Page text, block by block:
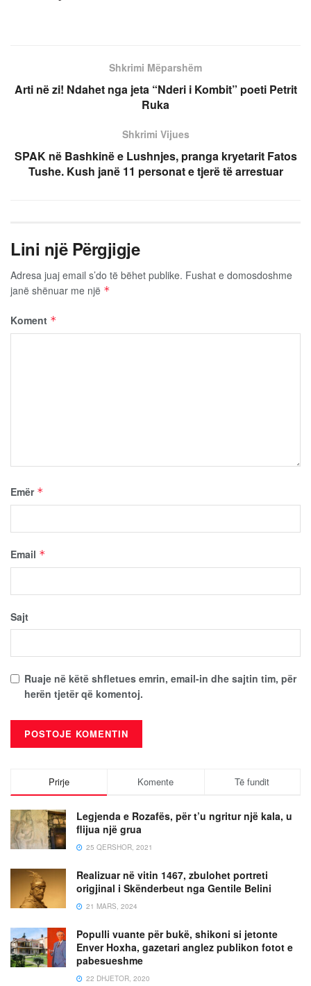
Shkrimi Mëparshëm
Arti në zi! Ndahet nga jeta “Nderi i Kombit” poeti Petrit
Ruka
Shkrimi Vijues
SPAK në Bashkinë e Lushnjes, pranga kryetarit Fatos
Tushe. Kush janë 11 personat e tjerë të arrestuar
Lini një Përgjigje
Adresa juaj email s’do të bëhet publike. Fushat e domosdoshme
janë shënuar me një *
Koment *
Emër *
Email *
Sajt
Ruaje në këtë shfletues emrin, email-in dhe sajtin tim, për
herën tjetër që komentoj.
Prirje Komente Të fundit
Legjenda e Rozafës, për t’u ngritur një kala, u
flijua një grua
25 QERSHOR, 2021
Realizuar në vitin 1467, zbulohet portreti
origjinal i Skënderbeut nga Gentile Belini
21 MARS, 2024
Populli vuante për bukë, shikoni si jetonte
Enver Hoxha, gazetari anglez publikon fotot e
pabesueshme
22 DHJETOR, 2020